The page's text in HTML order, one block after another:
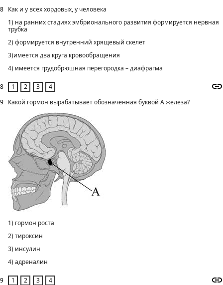
8
8
Как и у всех хордовых, у человека
1) на ранних стадиях эмбрионального развития формируется нервная
трубка
2) формируется внутренний хрящевый скелет
3)имеется два круга кровообращения
4) имеется грудобрюшная перегородка – диафрагма
9
9
Какой гормон вырабатывает обозначенная буквой А железа?
1) гормон роста
2) тироксин
3) инсулин
4) адреналин